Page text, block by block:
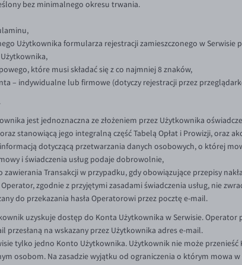
bez minimalnego okresu trwania.
Użytkownika formularza rejestracji zamieszczonego w Serwisie
które musi składać się z co najmniej 8 znaków,
– indywidualne lub firmowe (dotyczy rejestracji przez
jest jednoznaczna ze złożeniem przez Użytkownika
stanowiącą jego integralną część Tabelą Opłat i Prowizji, oraz
informacją dotyczącą przetwarzania danych osobowych, o której
i świadczenia usług podaje dobrowolnie,
zawierania Transakcji w przypadku, gdy obowiązujące przepisy
zgodnie z przyjętymi zasadami świadczenia usług, nie
do przekazania hasła Operatorowi przez pocztę e-mail.
uzyskuje dostęp do Konta Użytkownika w Serwisie.
przesłaną na wskazany przez Użytkownika adres e-mail.
tylko jedno Konto Użytkownika. Użytkownik nie może
osobom. Na zasadzie wyjątku od ograniczenia o którym mowa